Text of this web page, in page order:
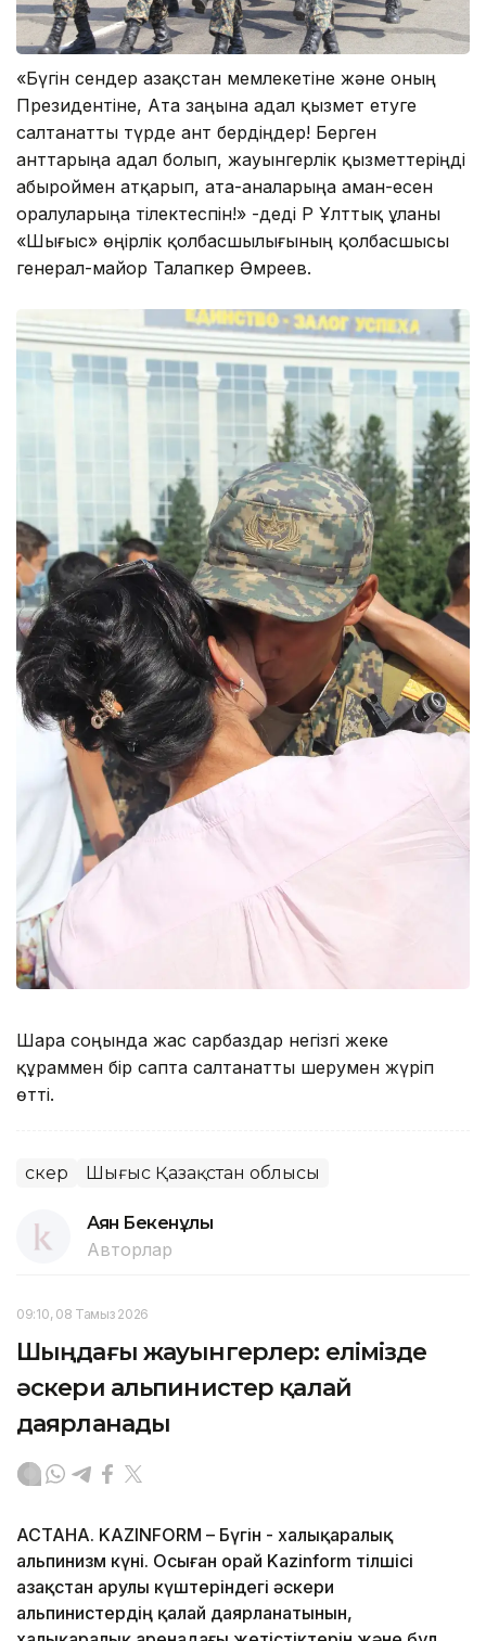
«Бүгін сендер Қазақстан мемлекетіне және оның
Президентіне, Ата заңына адал қызмет етуге
салтанатты түрде ант бердіңдер! Берген
анттарыңа адал болып, жауынгерлік қызметтеріңді
абыроймен атқарып, ата-аналарыңа аман-есен
оралуларыңа тілектеспін!» -деді ҚР Ұлттық ұланы
«Шығыс» өңірлік қолбасшылығының қолбасшысы
генерал-майор Талапкер Әмреев.
Шара соңында жас сарбаздар негізгі жеке
құраммен бір сапта салтанатты шерумен жүріп
өтті.
Әскер Шығыс Қазақстан облысы
Аян Бекенұлы
Авторлар
09:10, 08 Тамыз 2026
Шыңдағы жауынгерлер: елімізде
әскери альпинистер қалай
даярланады
АСТАНА. KAZINFORM – Бүгін - халықаралық
альпинизм күні. Осыған орай Kazinform тілшісі
Қазақстан Қарулы күштеріндегі әскери
альпинистердің қалай даярланатынын,